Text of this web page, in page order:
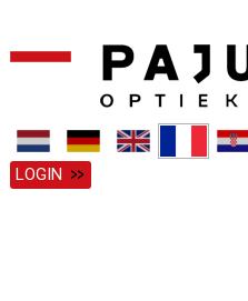
LOGIN